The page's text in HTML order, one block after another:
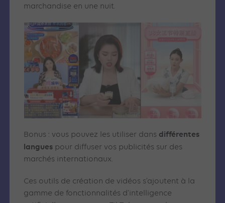
marchandise en une nuit.
Bonus : vous pouvez les utiliser dans différentes
langues pour diffuser vos publicités sur des
marchés internationaux.
Ces outils de création de vidéos s’ajoutent à la
gamme de fonctionnalités d’intelligence